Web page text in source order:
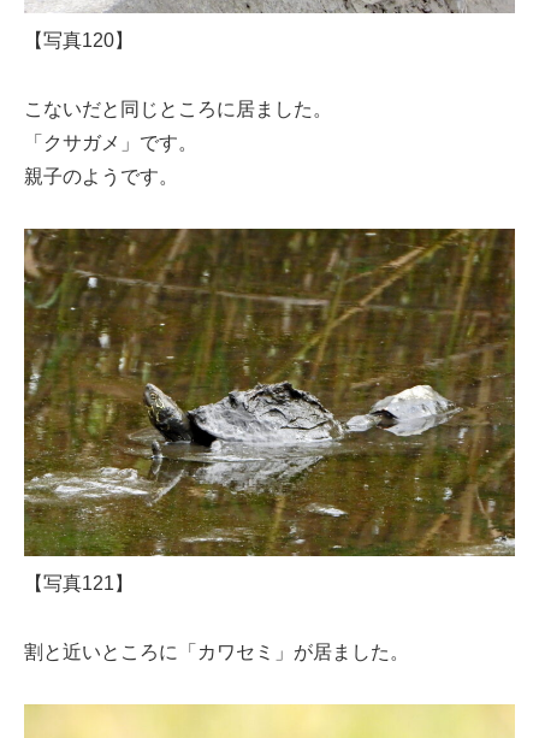
【写真120】
こないだと同じところに居ました。
「クサガメ」です。
親子のようです。
【写真121】
割と近いところに「カワセミ」が居ました。